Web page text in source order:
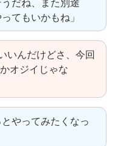
てもいかもね」
いんだけどさ、今回
オジイじゃな
やってみたくなっ